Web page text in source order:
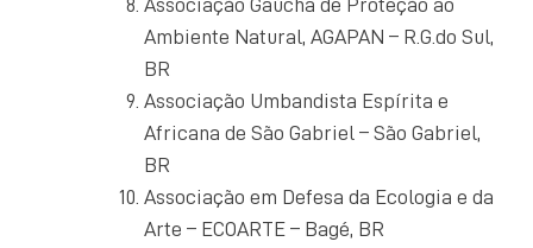
Associação Gaúcha de Proteção ao
Ambiente Natural, AGAPAN – R.G.do Sul,
BR
Associação Umbandista Espírita e
Africana de São Gabriel – São Gabriel,
BR
Associação em Defesa da Ecologia e da
Arte – ECOARTE – Bagé, BR